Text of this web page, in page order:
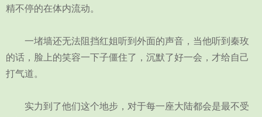
精不停的在体内流动。
一堵墙还无法阻挡红姐听到外面的声音，当他听到秦玫
的话，脸上的笑容一下子僵住了，沉默了好一会，才给自己
打气道。
实力到了他们这个地步，对于每一座大陆都会是最不受